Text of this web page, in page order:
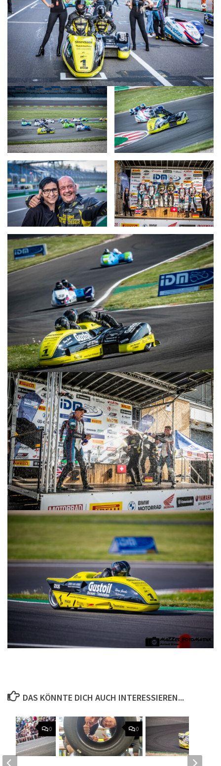
DAS KÖNNTE DICH AUCH INTERESSIEREN...
0
0